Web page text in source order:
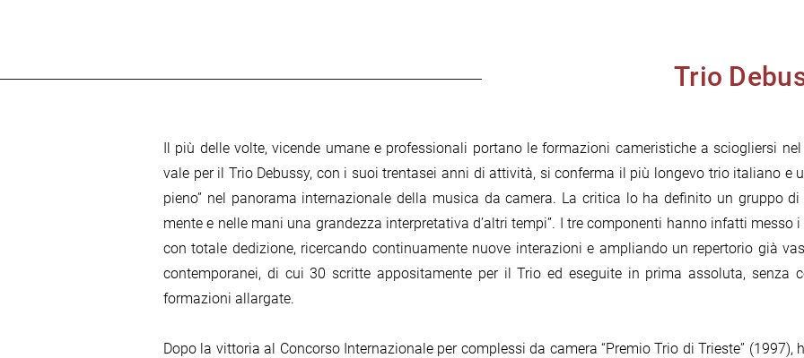
Trio
Il più delle volte, vicende umane e professionali portano le formazioni cameristiche a sciogliersi
vale per il Trio Debussy, con i suoi trentasei anni di attività, si conferma il più longevo trio italiano e
pieno” nel panorama internazionale della musica da camera. La critica lo ha definito un gruppo
mente e nelle mani una grandezza interpretativa d’altri tempi”. I tre componenti hanno infatti messo
con totale dedizione, ricercando continuamente nuove interazioni e ampliando un repertorio già
contemporanei, di cui 30 scritte appositamente per il Trio ed eseguite in prima assoluta, senza
formazioni allargate.
Dopo la vittoria al Concorso Internazionale per complessi da camera “Premio Trio di Trieste” (1997),